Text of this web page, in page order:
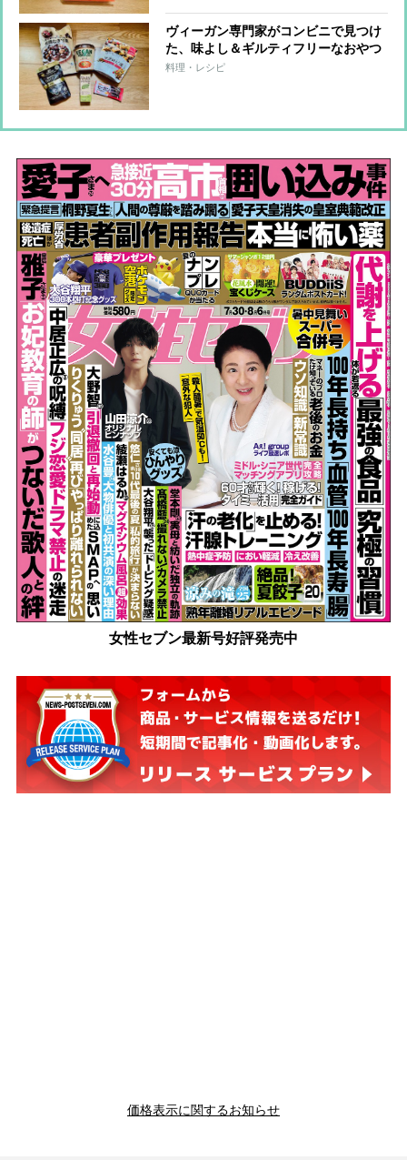
ヴィーガン専門家がコンビニで見つけ
た、味よし＆ギルティフリーなおやつ
6品
料理・レシピ
女性セブン最新号好評発売中
価格表示に関するお知らせ